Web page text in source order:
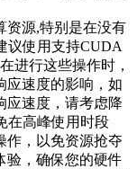
资源,特别是在没有
议使用支持CUDA
进行这些操作时，
应速度的影响，如
应速度，请考虑降
在高峰使用时段
作，以免资源抢夺
验，确保您的硬件